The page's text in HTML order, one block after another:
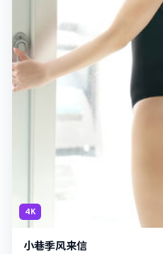
4K
小巷季风来信